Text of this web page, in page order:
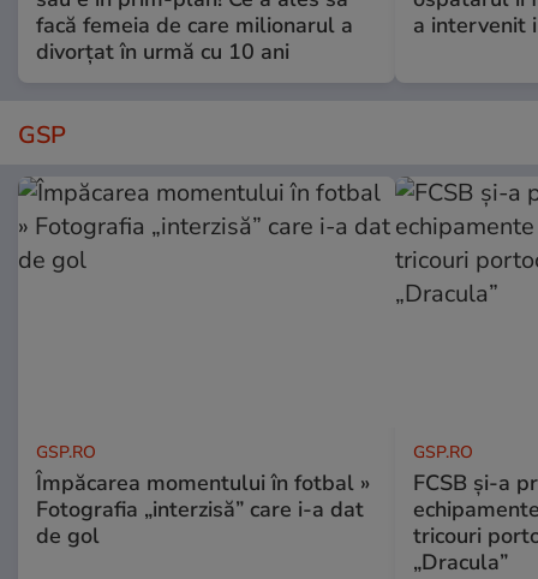
facă femeia de care milionarul a
divorțat în urmă cu 10 ani
a intervenit
GSP
GSP.RO
Împăcarea momentului în fotbal »
Fotografia „interzisă” care i-a dat
de gol
GSP.RO
FCSB și-a
tricouri
„Dracula”